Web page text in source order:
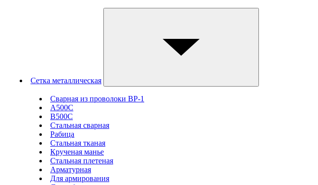
Сетка металлическая
Сварная из проволоки ВР-1
А500С
В500С
Стальная сварная
Рабица
Стальная тканая
Крученая манье
Стальная плетеная
Арматурная
Для армирования